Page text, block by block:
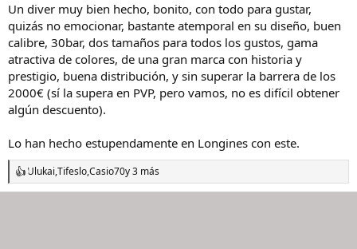
:
Un diver muy bien hecho, bonito, con todo para gustar,
quizás no emocionar, bastante atemporal en su diseño, buen
calibre, 30bar, dos tamaños para todos los gustos, gama
atractiva de colores, de una gran marca con historia y
prestigio, buena distribución, y sin superar la barrera de los
2000€ (sí la supera en PVP, pero vamos, no es difícil obtener
algún descuento).
Lo han hecho estupendamente en Longines con este.
R
e
Ulukai,Tifeslo,Casio70y 3 más